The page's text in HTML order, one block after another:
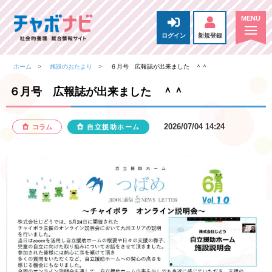
ログイン 新規登録
ホーム 施設のおたより ６月号 広報誌が出来ました ＾＾
６月号 広報誌が出来ました ＾＾
コラム 自立援助ホーム 2026/07/04 14:24